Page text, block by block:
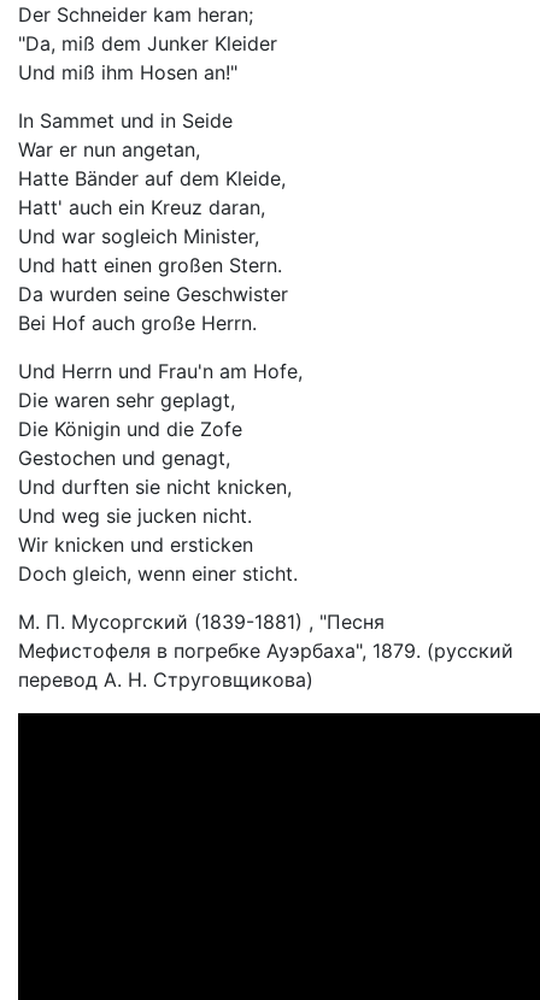
Der Schneider kam heran;
"Da, miß dem Junker Kleider
Und miß ihm Hosen an!"
In Sammet und in Seide
War er nun angetan,
Hatte Bänder auf dem Kleide,
Hatt' auch ein Kreuz daran,
Und war sogleich Minister,
Und hatt einen großen Stern.
Da wurden seine Geschwister
Bei Hof auch große Herrn.
Und Herrn und Frau'n am Hofe,
Die waren sehr geplagt,
Die Königin und die Zofe
Gestochen und genagt,
Und durften sie nicht knicken,
Und weg sie jucken nicht.
Wir knicken und ersticken
Doch gleich, wenn einer sticht.
М. П. Мусоргский (1839-1881) , "Песня
Мефистофеля в погребке Ауэрбаха", 1879. (русский
перевод А. Н. Струговщикова)